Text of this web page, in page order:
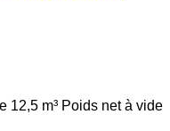
12,5 m³ Poids net à vide